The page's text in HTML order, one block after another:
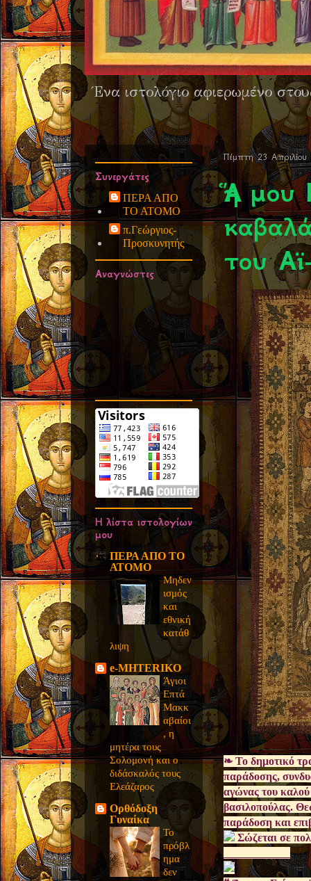
Ένα ιστολόγιο αφιερωμένο
Πέμπτη 23 Απριλίου
Ἅη μου
του
❧ Το δημοτικό
παράδοσης,
αγώνας του καλού
βασιλοπούλας.
παράδοση και
Σώζεται σε
Συνεργάτες
ΠΕΡΑ ΑΠΟ
ΤΟ ΑΤΟΜΟ
π.Γεώργιος-
Προσκυνητής
Αναγνώστες
Η λίστα ιστολογίων
μου
ΠΕΡΑ ΑΠΟ ΤΟ
ΑΤΟΜΟ
Μηδεν
ισμός
και
εθνική
κατάθ
λιψη
e-MHTERIKO
Άγιοι
Επτά
Μακκ
αβαίοι
, η
μητέρα τους
Σολομονή και ο
διδάσκαλός τους
Ελεάζαρος
Ορθόδοξη
Γυναίκα
Το
πρόβλ
ημα
δεν